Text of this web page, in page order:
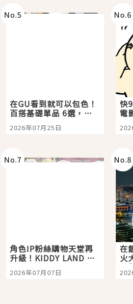
No.5
在GU看到就可以包色！
百搭基礎單品 6選，閉
眼全收也不心疼
2026年07月25日
No.6
快
電
「
No.7
角色IP粉絲購物天堂再
升級！KIDDY LAND 原
宿店吉伊卡哇迎客，新
開幕 OMOKADO 店3分
2026年07月07日
No.8
在
火
人